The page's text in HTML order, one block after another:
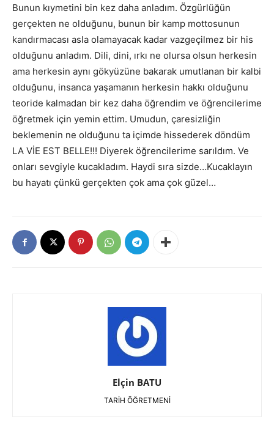
Bunun kıymetini bin kez daha anladım. Özgürlüğün
gerçekten ne olduğunu, bunun bir kamp mottosunun
kandırmacası asla olamayacak kadar vazgeçilmez bir his
olduğunu anladım. Dili, dini, ırkı ne olursa olsun herkesin
ama herkesin aynı gökyüzüne bakarak umutlanan bir kalbi
olduğunu, insanca yaşamanın herkesin hakkı olduğunu
teoride kalmadan bir kez daha öğrendim ve öğrencilerime
öğretmek için yemin ettim. Umudun, çaresizliğin
beklemenin ne olduğunu ta içimde hissederek döndüm
LA VİE EST BELLE!!! Diyerek öğrencilerime sarıldım. Ve
onları sevgiyle kucakladım. Haydi sıra sizde…Kucaklayın
bu hayatı çünkü gerçekten çok ama çok güzel…
Elçin BATU
TARİH ÖĞRETMENİ